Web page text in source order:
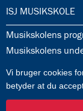
37.0:
ISJ MUSIKSKOLE
37.1:
Musikskolens
37.2:
Musikskolens
37.4:
Generelle
Vi bruger cookies
betyder at du